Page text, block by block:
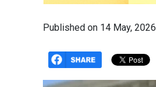
Published on 14 May, 2026